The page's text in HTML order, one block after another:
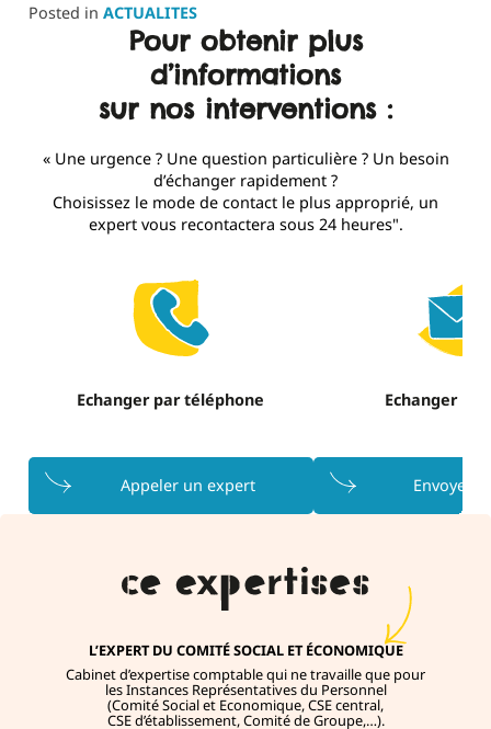
Posted in ACTUALITES
Pour obtenir plus
d’informations
sur nos interventions :
« Une urgence ? Une question particulière ? Un besoin
d’échanger rapidement ?
Choisissez le mode de contact le plus approprié, un
expert vous recontactera sous 24 heures".
Echanger par téléphone
Appeler un expert
Echanger
Envoyer
L’EXPERT DU COMITÉ SOCIAL ET ÉCONOMIQUE
Cabinet d’expertise comptable qui ne travaille que pour
les Instances Représentatives du Personnel
(Comité Social et Economique, CSE central,
CSE d’établissement, Comité de Groupe,…).